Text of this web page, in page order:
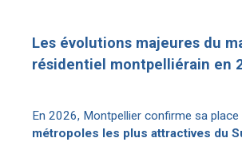
Les évolutions majeures du
résidentiel montpelliérain en
En 2026, Montpellier confirme sa place
métropoles les plus attractives du